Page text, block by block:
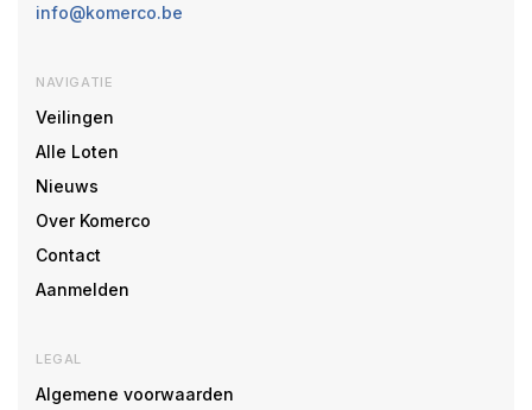
info@komerco.be
NAVIGATIE
Veilingen
Alle Loten
Nieuws
Over Komerco
Contact
Aanmelden
LEGAL
Algemene voorwaarden